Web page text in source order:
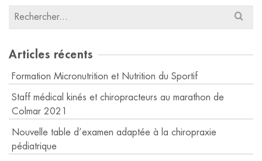
Résultats
Articles récents
Formation Micronutrition et Nutrition du Sportif
Staff médical kinés et chiropracteurs au marathon de
Colmar 2021
Nouvelle table d’examen adaptée à la chiropraxie
pédiatrique